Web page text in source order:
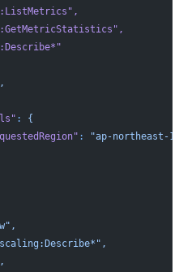
,
,
:
{
:
"ap-northeast-